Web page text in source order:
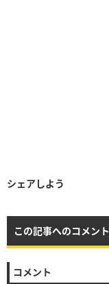
シェアしよう
この記事へのコメント
コメント